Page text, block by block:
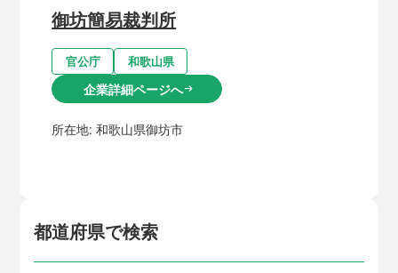
都道府県で検索
御坊簡易裁判所
官公庁 和歌山県
企業詳細ページへarrow_right_alt
所在地:和歌山県御坊市